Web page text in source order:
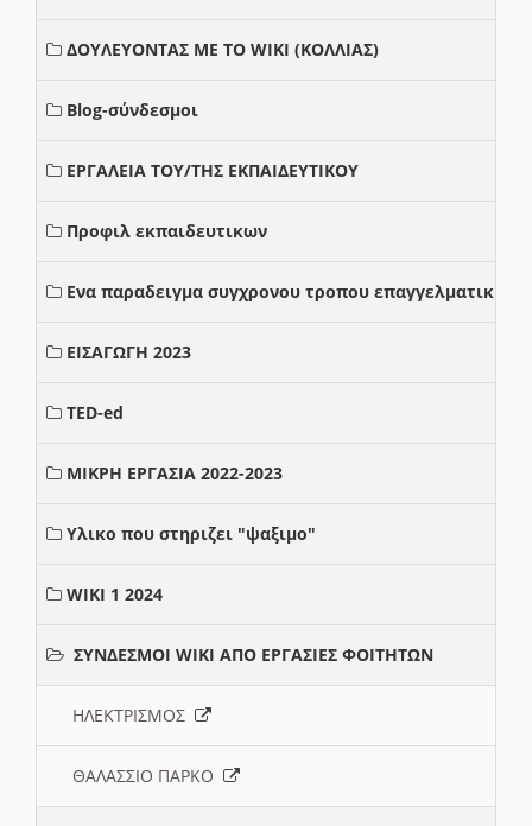
ΔΟΥΛΕΥΟΝΤΑΣ ΜΕ ΤΟ WIKI (ΚΟΛΛΙΑΣ)
Blog-σύνδεσμοι
ΕΡΓΑΛΕΙΑ ΤΟΥ/ΤΗΣ ΕΚΠΑΙΔΕΥΤΙΚΟΥ
Προφιλ εκπαιδευτικων
Ενα παραδειγμα συγχρονου τροπου επαγγελματικης
ΕΙΣΑΓΩΓΗ 2023
TED-ed
ΜΙΚΡΗ ΕΡΓΑΣΙΑ 2022-2023
Υλικο που στηριζει "ψαξιμο"
WIKI 1 2024
ΣΥΝΔΕΣΜΟΙ WIKI ΑΠΟ ΕΡΓΑΣΙΕΣ ΦΟΙΤΗΤΩΝ
ΗΛΕΚΤΡΙΣΜΟΣ
ΘΑΛΑΣΣΙΟ ΠΑΡΚΟ